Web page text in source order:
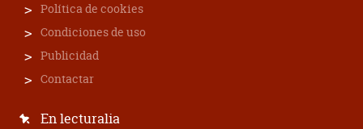
Política de cookies
Condiciones de uso
Publicidad
Contactar
En lecturalia